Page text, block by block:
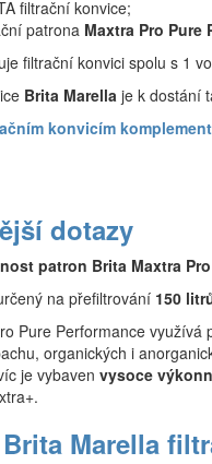
filtrační konvice;
patrona Maxtra Pro Pure
filtrační konvici spolu s 1
Brita Marella je k dostání
konvicím
dotazy
patron Brita Maxtra
na přefiltrování 150
Pure Performance
organických i
je vybaven vysoce
Marella